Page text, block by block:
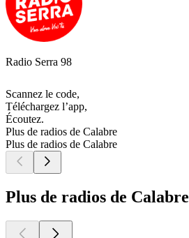
Radio Serra 98
Scannez le code,
Téléchargez l’app,
Écoutez.
Plus de radios de Calabre
Plus de radios de Calabre
Plus de radios de Calabre